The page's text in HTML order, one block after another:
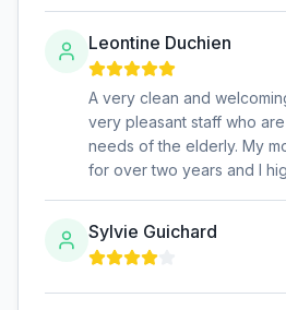
Leontine Duchien
A very clean and
very pleasant staff who
needs of the elderly. My
for over two years and I
Sylvie Guichard